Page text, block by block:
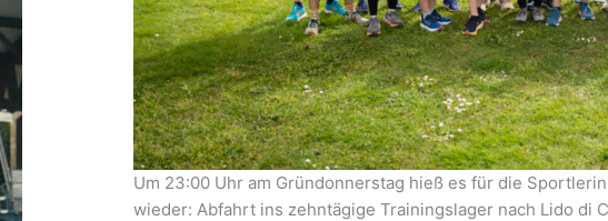
Um 23:00 Uhr am Gründonnerstag hieß es für die
wieder: Abfahrt ins zehntägige Trainingslager nach Lido di